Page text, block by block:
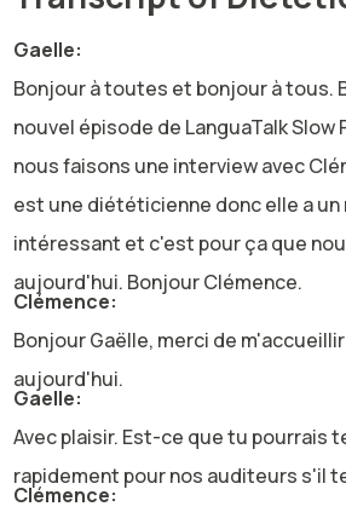
Gaelle:
Bonjour à toutes et bonjour à tous.
nouvel épisode de LanguaTalk Slow
nous faisons une interview avec
est une diététicienne donc elle a
intéressant et c'est pour ça que
aujourd'hui. Bonjour Clémence.
Clémence:
Bonjour Gaëlle, merci de
aujourd'hui.
Gaelle:
Avec plaisir. Est-ce que tu pourrais
rapidement pour nos auditeurs s'il
Clémence: